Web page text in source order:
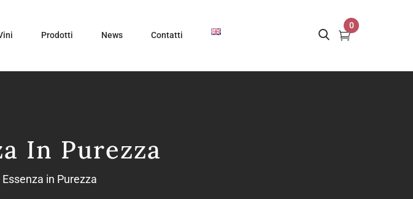
Prodotti News Contatti
0
In Purezza
in Purezza